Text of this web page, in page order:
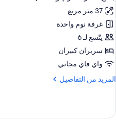
كبيران
جميع
صور
جناح
-
غرفة
نوم
واحدة
(2
37 متر مربع
غرفة نوم واحدة
يتّسع لـ 6
سريران كبيران
واي فاي مجاني
المزيد من التفاصيل
المزيد
جناح